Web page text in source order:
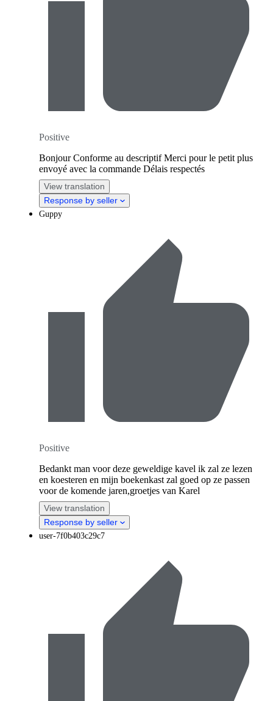
Positive
Bonjour Conforme au descriptif Merci pour le petit plus
envoyé avec la commande Délais respectés
View translation
Response by seller
Guppy
Positive
Bedankt man voor deze geweldige kavel ik zal ze lezen
en koesteren en mijn boekenkast zal goed op ze passen
voor de komende jaren,groetjes van Karel
View translation
Response by seller
user-7f0b403c29c7